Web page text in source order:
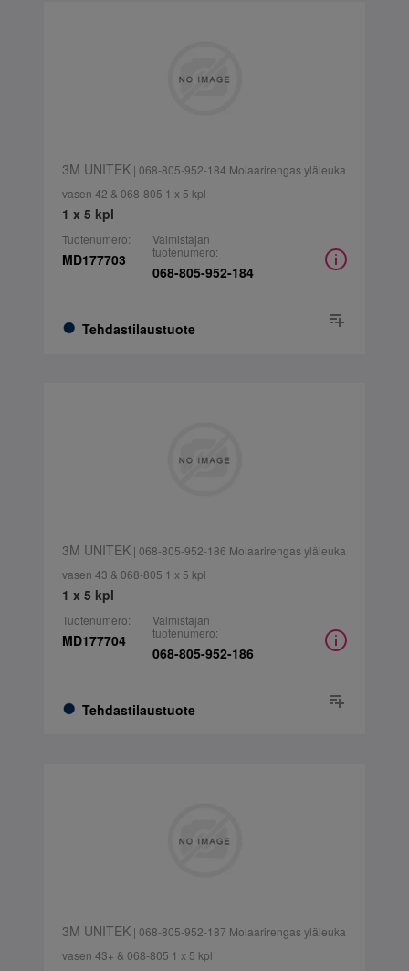
3M UNITEK| 068-805-952-184 Molaarirengas yläleuka
vasen 42 & 068-805 1 x 5 kpl
1 x 5 kpl
Tuotenumero:
MD177703
Tehdastilaustuote
Valmistajan
tuotenumero:
068-805-952-184
3M UNITEK| 068-805-952-186 Molaarirengas yläleuka
vasen 43 & 068-805 1 x 5 kpl
1 x 5 kpl
Tuotenumero:
MD177704
Tehdastilaustuote
Valmistajan
tuotenumero:
068-805-952-186
3M UNITEK| 068-805-952-187 Molaarirengas yläleuka
vasen 43+ & 068-805 1 x 5 kpl